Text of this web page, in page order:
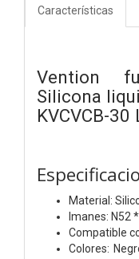
Características
Vention
Silicona
KVCVCB-30
Material:
Imanes: N52
Compatible
Colores: